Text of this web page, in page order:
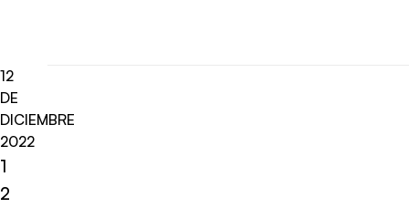
12
DE
DICIEMBRE
2022
1
2